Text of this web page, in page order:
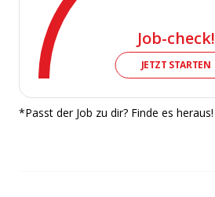
Job-check!
JETZT STARTEN
*Passt der Job zu dir? Finde es heraus!